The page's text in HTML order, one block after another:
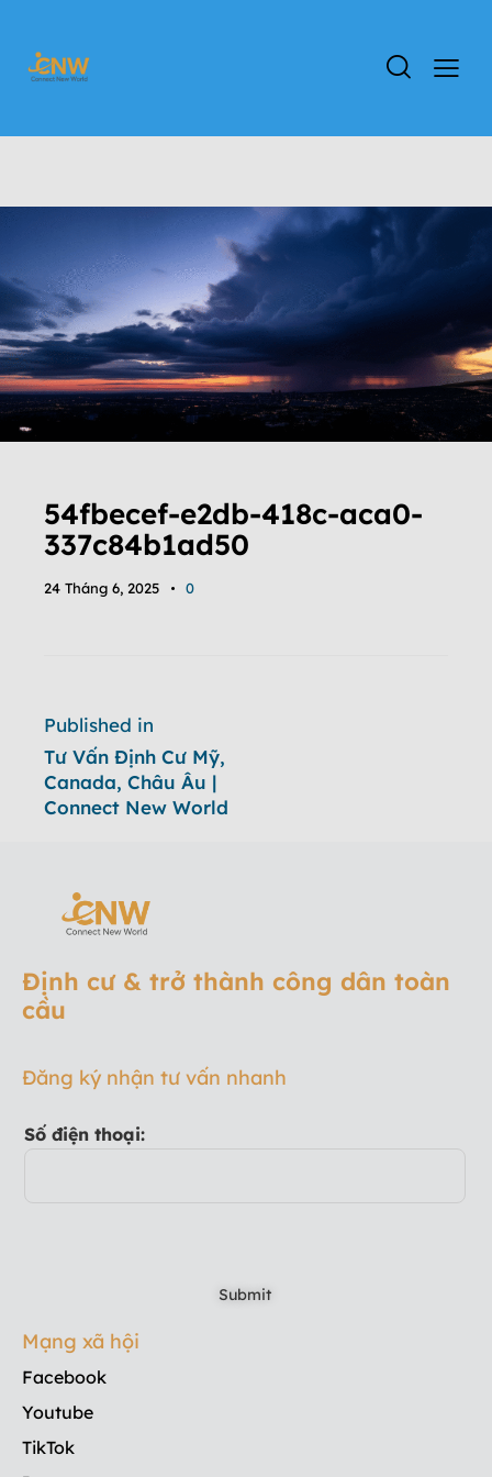
54fbecef-e2db-418c-aca0-
337c84b1ad50
24 Tháng 6, 2025 0
Published in
Tư Vấn Định Cư Mỹ,
Canada, Châu Âu |
Connect New World
Định cư & trở thành công dân toàn
cầu
Đăng ký nhận tư vấn nhanh
Số điện thoại:
Mạng xã hội
Facebook
Youtube
TikTok